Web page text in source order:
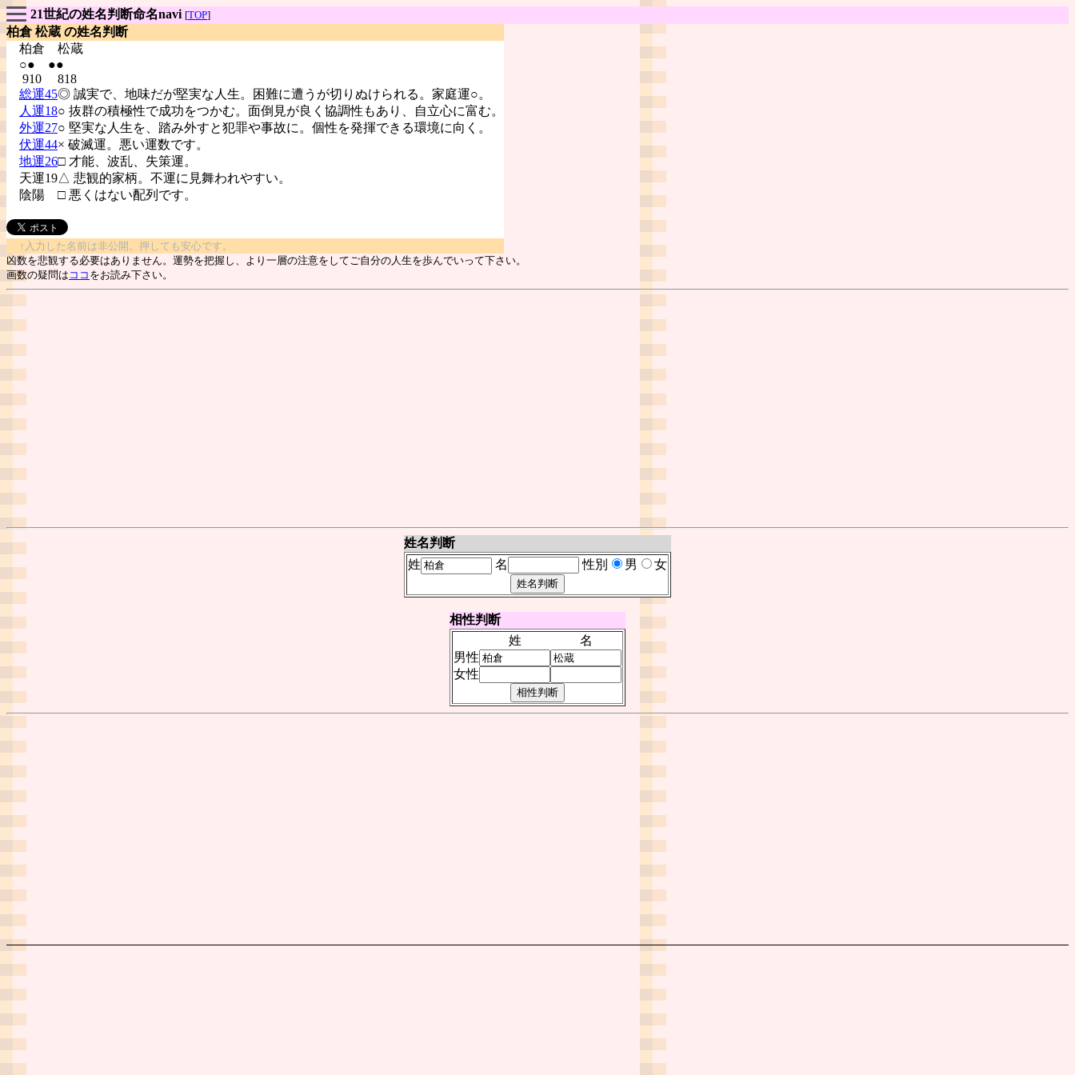
21世紀の姓名判断命名navi [TOP]
柏倉 松蔵 の姓名判断
柏倉 松蔵
○● ●●
910 818
総運45◎ 誠実で、地味だが堅実な人生。困難に遭うが切りぬけられる。家庭運○。
人運18○ 抜群の積極性で成功をつかむ。面倒見が良く協調性もあり、自立心に富む。
外運27○ 堅実な人生を、踏み外すと犯罪や事故に。個性を発揮できる環境に向く。
伏運44× 破滅運。悪い運数です。
地運26□ 才能、波乱、失策運。
天運19△ 悲観的家柄。不運に見舞われやすい。
陰陽 □ 悪くはない配列です。
↑入力した名前は非公開。押しても安心です。
凶数を悲観する必要はありません。運勢を把握し、より一層の注意をしてご自分の人生を歩んでいって下さい。
画数の疑問は ココ をお読み下さい。
姓名判断
姓
名 性別 男 女
相性判断
姓
名
男性
女性